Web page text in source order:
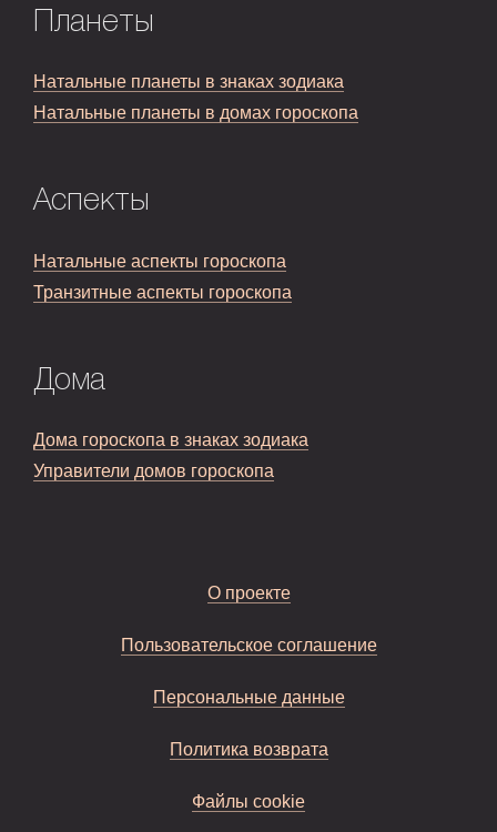
Планеты
Натальные планеты в знаках зодиака
Натальные планеты в домах гороскопа
Аспекты
Натальные аспекты гороскопа
Транзитные аспекты гороскопа
Дома
Дома гороскопа в знаках зодиака
Управители домов гороскопа
О проекте
Пользовательское соглашение
Персональные данные
Политика возврата
Файлы cookie